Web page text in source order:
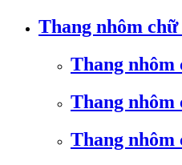
Thang nhôm chữ
Thang nhôm
Thang
Thang